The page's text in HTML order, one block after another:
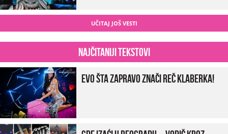
UČITAJ JOŠ VESTI
Najčitaniji tekstovi
Evo šta zapravo znači reč klaberka!